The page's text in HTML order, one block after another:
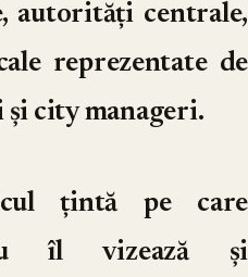
autorități centrale,
reprezentate de
city manageri.
țintă pe care
îl vizează și